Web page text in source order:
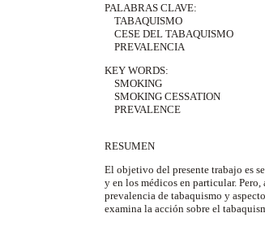
PALABRAS CLAVE:
TABAQUISMO
CESE DEL TABAQUISMO
PREVALENCIA
KEY WORDS:
SMOKING
SMOKING CESSATION
PREVALENCE
RESUMEN
El objetivo del presente trabajo es
y en los médicos en particular.
prevalencia de tabaquismo y
examina la acción sobre el